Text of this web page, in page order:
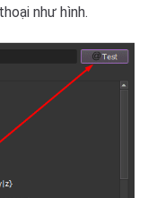
như hình.